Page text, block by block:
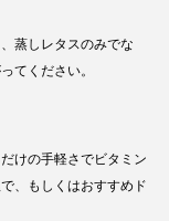
蒸しレタスのみでな
てください。
けの手軽さでビタミン
、もしくはおすすめド